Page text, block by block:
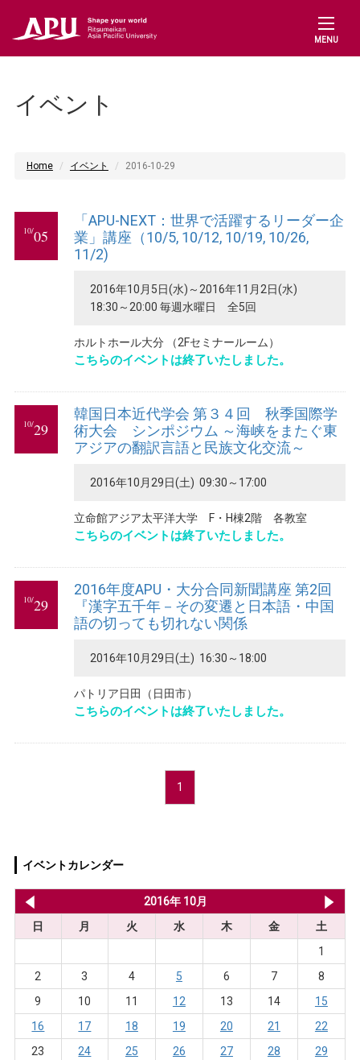
MENU
イベント
Home イベント 2016-10-29
10/05
「APU-NEXT：世界で活躍するリーダー企
業」講座（10/5, 10/12, 10/19, 10/26,
11/2)
2016年10月5日(水)～2016年11月2日(水)
18:30～20:00 毎週水曜日 全5回
ホルトホール大分 （2Fセミナールーム）
こちらのイベントは終了いたしました。
10/29
韓国日本近代学会 第３４回 秋季国際学
術大会 シンポジウム ～海峡をまたぐ東
アジアの翻訳言語と民族文化交流～
2016年10月29日(土) 09:30～17:00
立命館アジア太平洋大学 F・H棟2階 各教室
こちらのイベントは終了いたしました。
10/29
2016年度APU・大分合同新聞講座 第2回
『漢字五千年－その変遷と日本語・中国
語の切っても切れない関係
2016年10月29日(土) 16:30～18:00
パトリア日田（日田市）
こちらのイベントは終了いたしました。
1
イベントカレンダー
2016年 10月
日
月 火 水 木 金
土
1
2
3 4 5 6 7
8
9
10 11 12 13 14
15
16
17 18 19 20 21
22
23
24 25 26 27 28
29